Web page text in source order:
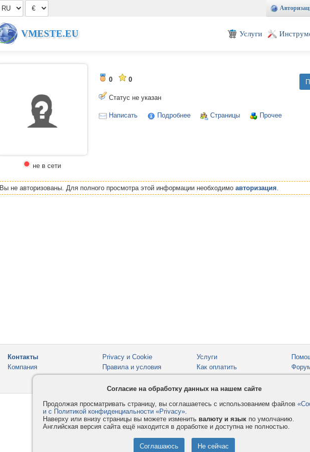
VMESTE.EU Услуги
не в сети
0 0
Статус не указан
Написать Подробнее Страницы Прочее
Вы не авторизованы. Для полного просмотра этой информации необходимо авторизация.
Контакты
Компания
Privacy и Cookie
Правила и условия
Услуги
Как оплатить
Согласие на обработку данных на нашем сайте
Продолжая просматривать страницу, вы соглашаетесь с использованием файлов
и с Политикой конфиденциальности «Privacy».
Наверху или внизу страницы вы можете изменить валюту и язык по умолчанию.
Английская версия сайта ещё находится в доработке и доступна не полностью.